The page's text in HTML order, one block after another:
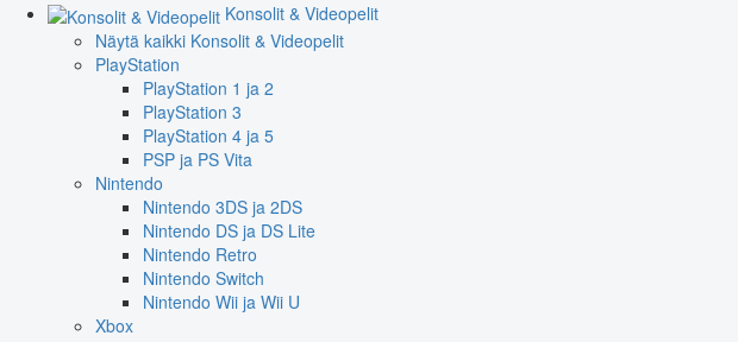
Konsolit & Videopelit
Näytä kaikki Konsolit & Videopelit
PlayStation
PlayStation 1 ja 2
PlayStation 3
PlayStation 4 ja 5
PSP ja PS Vita
Nintendo
Nintendo 3DS ja 2DS
Nintendo DS ja DS Lite
Nintendo Retro
Nintendo Switch
Nintendo Wii ja Wii U
Xbox